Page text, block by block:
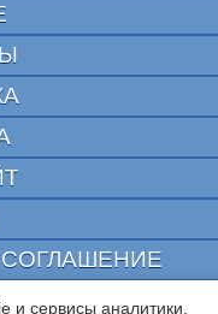
CURATOR
и сервисы аналитики.